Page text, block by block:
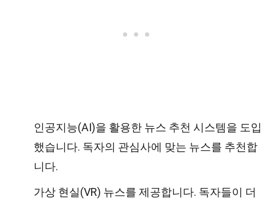
인공지능(AI)을 활용한 뉴스 추천 시스템을 도입
했습니다. 독자의 관심사에 맞는 뉴스를 추천합
니다.
가상 현실(VR) 뉴스를 제공합니다. 독자들이 더